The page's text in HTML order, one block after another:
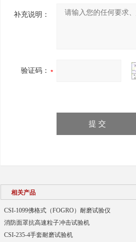
补充说明：
验证码：
相关产品
CSI-1099佛格式（FOGRO）耐磨试验仪
消防面罩抗高速粒子冲击试验机
CSI-235-4手套耐磨试验机